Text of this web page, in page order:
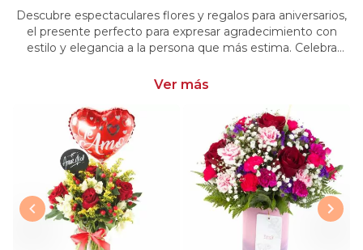
Descubre espectaculares flores y regalos para aniversarios,
el presente perfecto para expresar agradecimiento con
estilo y elegancia a la persona que más estima. Celebra
significativa.
Ver más